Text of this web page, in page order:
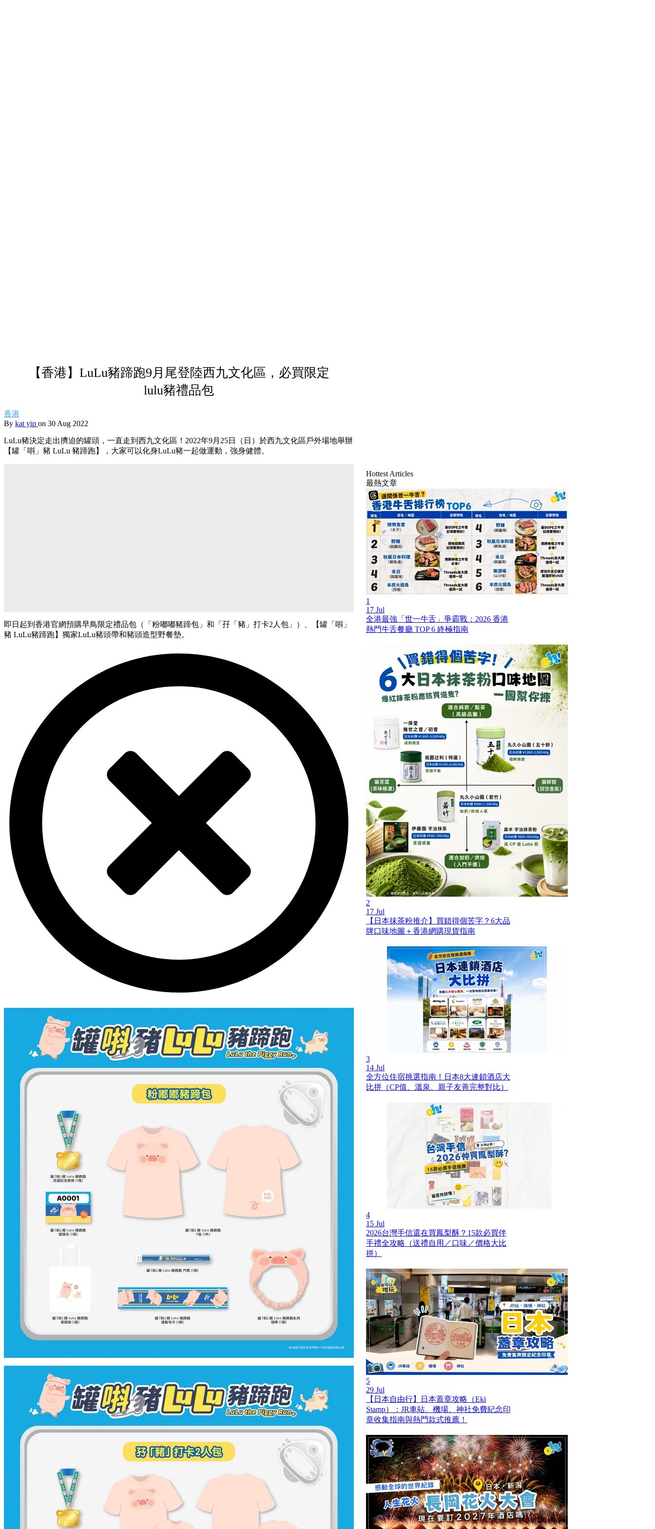
【香港】LuLu豬蹄跑9月尾登陸西九文化區，必買限定
lulu豬禮品包
香港
By kat yip on 30 Aug 2022
LuLu豬決定走出擠迫的罐頭，一直走到西九文化區！2022年9月25日（日）於西九文化區戶外場地舉辦
【罐「唞」豬 LuLu 豬蹄跑】，大家可以化身LuLu豬一起做運動，強身健體。
即日起到香港官網預購早鳥限定禮品包（「粉嘟嘟豬蹄包」和「孖「豬」打卡2人包」）、【罐「唞」
豬 LuLu豬蹄跑】獨家LuLu豬頭帶和豬頭造型野餐墊。
Hottest Articles
最熱文章
1
17 Jul
全港最強「世一牛舌」爭霸戰：2026 香港
熱門牛舌餐廳 TOP 6 終極指南
2
17 Jul
【日本抹茶粉推介】買錯得個苦字？6大品
牌口味地圖＋香港網購現貨指南
3
14 Jul
全方位住宿挑選指南！日本8大連鎖酒店大
比拼（CP值、溫泉、親子友善完整對比）
4
15 Jul
2026台灣手信還在買鳳梨酥？15款必買伴
手禮全攻略（送禮自用／口味／價格大比
拼）
5
29 Jul
【日本自由行】日本蓋章攻略（Eki
Stamp）：JR車站、機場、神社免費紀念印
章收集指南與熱門款式推薦！